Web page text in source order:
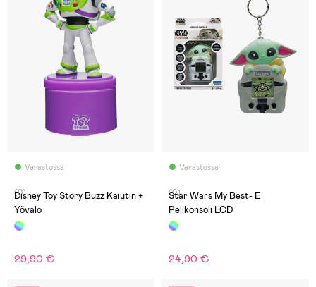
Varastossa
(0)
Disney Toy Story Buzz Kaiutin +
Yövalo
29,90 €
Varastossa
(0)
Star Wars My Best- E
Pelikonsoli LCD
24,90 €